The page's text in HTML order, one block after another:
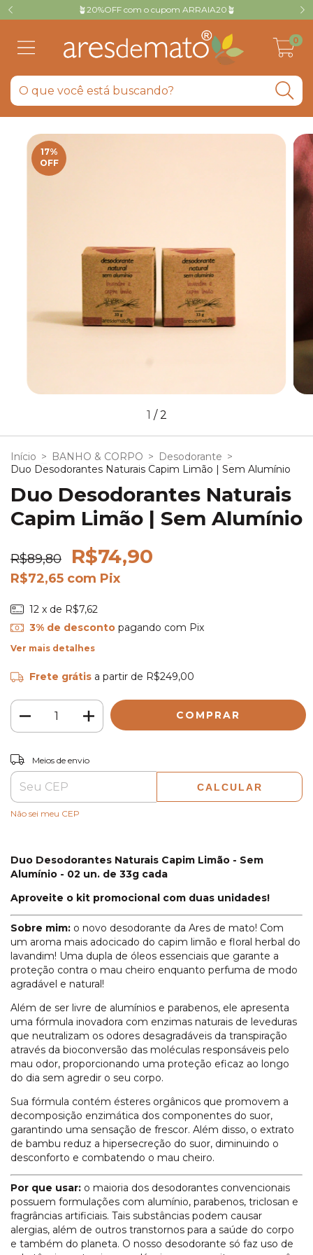
🪴20%OFF com o cupom ARRAIA20🪴
0
17%
OFF
1 /2
Início > BANHO & CORPO > Desodorante >
Duo Desodorantes Naturais Capim Limão | Sem Alumínio
Duo Desodorantes Naturais
Capim Limão | Sem Alumínio
R$89,80 R$74,90
R$72,65 com Pix
12 x de R$7,62
3% de descontopagando com Pix
Ver mais detalhes
Frete grátis a partir de R$249,00
Entregas para o CEP:
Meios de envio
CALCULAR
Não sei meu CEP
Duo Desodorantes Naturais Capim Limão - Sem
Alumínio - 02 un. de 33g cada
Aproveite o kit promocional com duas unidades!
Sobre mim: o novo desodorante da Ares de mato! Com
um aroma mais adocicado do capim limão e floral herbal do
lavandim! Uma dupla de óleos essenciais que garante a
proteção contra o mau cheiro enquanto perfuma de modo
agradável e natural!
Além de ser livre de alumínios e parabenos, ele apresenta
uma fórmula inovadora com enzimas naturais de leveduras
que neutralizam os odores desagradáveis da transpiração
através da bioconversão das moléculas responsáveis pelo
mau odor, proporcionando uma proteção eficaz ao longo
do dia sem agredir o seu corpo.
Sua fórmula contém ésteres orgânicos que promovem a
decomposição enzimática dos componentes do suor,
garantindo uma sensação de frescor. Além disso, o extrato
de bambu reduz a hipersecreção do suor, diminuindo o
desconforto e combatendo o mau cheiro.
Por que usar: o maioria dos desodorantes convencionais
possuem formulações com alumínio, parabenos, triclosan e
fragrâncias artificiais. Tais substâncias podem causar
alergias, além de outros transtornos para a saúde do corpo
e também do planeta. O nosso desodorante só faz uso de